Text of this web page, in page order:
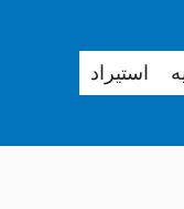
استيراد